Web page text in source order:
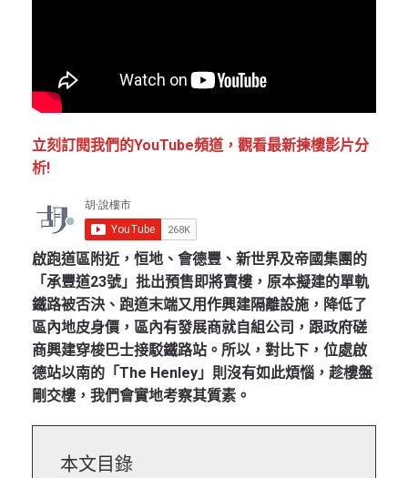
立刻訂閱我們的YouTube頻道，觀看最新揀樓影片分
析!
啟跑道區附近，恒地、會德豐、新世界及帝國集團的
「承豐道23號」批出預售即將賣樓，原本擬建的單軌
鐵路被否決、跑道末端又用作興建隔離設施，降低了
區內地皮身價，區內有發展商就自組公司，跟政府磋
商興建穿梭巴士接駁鐵路站。所以，對比下，位處啟
德站以南的「The Henley」則沒有如此煩惱，趁樓盤
剛交樓，我們會實地考察其質素。
本文目錄